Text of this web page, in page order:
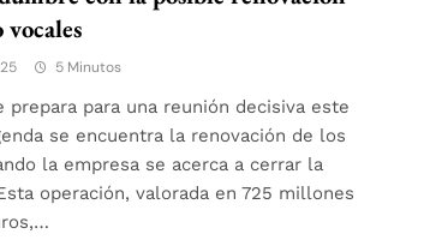
5 Minutos
para una reunión decisiva este
se encuentra la renovación de los
la empresa se acerca a cerrar la
operación, valorada en 725 millones